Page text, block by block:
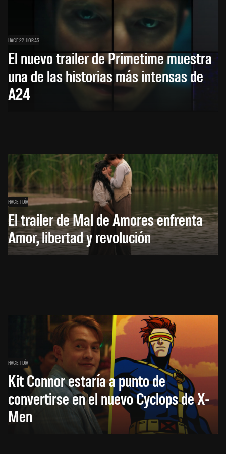
HACE 22 HORAS
El nuevo trailer de Primetime muestra
una de las historias más intensas de
A24
HACE 1 DÍA
El trailer de Mal de Amores enfrenta
Amor, libertad y revolución
HACE 1 DÍA
Kit Connor estaría a punto de
convertirse en el nuevo Cyclops de X-
Men